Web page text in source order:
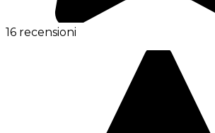
16 recensioni